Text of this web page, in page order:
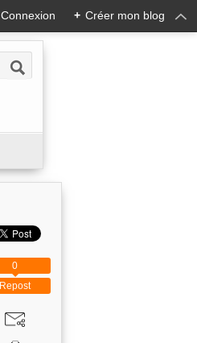
Connexion + Créer mon blog
Repost
0